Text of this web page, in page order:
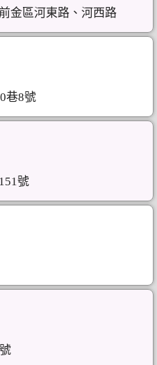
金區河東路、河西路
巷8號
號